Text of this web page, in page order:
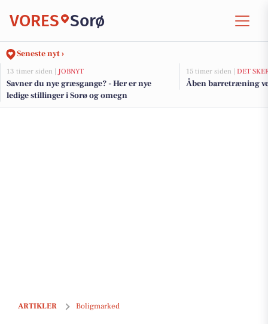
VORES Sorø
Seneste nyt ›
13 timer siden | JOBNYT
Savner du nye græsgange? - Her er nye
ledige stillinger i Sorø og omegn
15 timer siden | DET
Åben barretræning
ARTIKLER Boligmarked
Lange Løng 13 og 1 anden boliger er kommet til salg denne uge i